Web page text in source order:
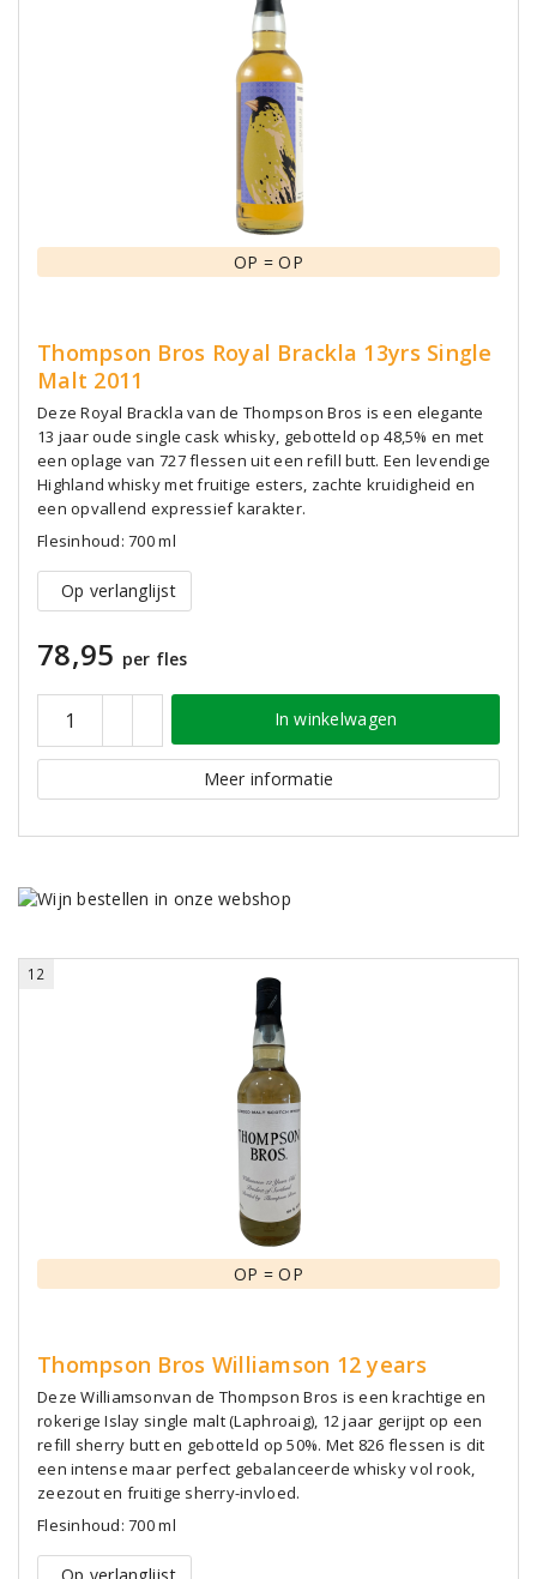
OP = OP
Thompson Bros Royal Brackla 13yrs Single
Malt 2011
Deze Royal Brackla van de Thompson Bros is een elegante
13 jaar oude single cask whisky, gebotteld op 48,5% en met
een oplage van 727 flessen uit een refill butt. Een levendige
Highland whisky met fruitige esters, zachte kruidigheid en
een opvallend expressief karakter.
Flesinhoud: 700 ml
Op verlanglijst
78,95 per fles
In winkelwagen
Meer informatie
12
OP = OP
Thompson Bros Williamson 12 years
Deze Williamsonvan de Thompson Bros is een krachtige en
rokerige Islay single malt (Laphroaig), 12 jaar gerijpt op een
refill sherry butt en gebotteld op 50%. Met 826 flessen is dit
een intense maar perfect gebalanceerde whisky vol rook,
zeezout en fruitige sherry-invloed.
Flesinhoud: 700 ml
Op verlanglijst